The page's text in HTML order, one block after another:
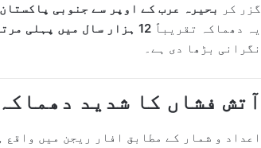
گزر کر
بحیرہ عرب کے اوپر سے جنوبی
یہ دھماکہ تقریباً 12 ہزار سال میں پہلی مرتبہ ریکارڈ
نگرانی بڑھا دی ہے۔
آتش فشاں کا شدید دھماکہ — 14 کلومیٹر تک راکھ
اعداد و شمار کے مطابق افار ریجن میں واقع